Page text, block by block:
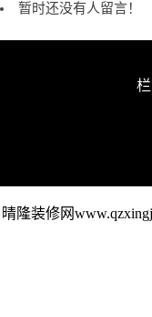
暂时还没有人留言！
晴隆装修网